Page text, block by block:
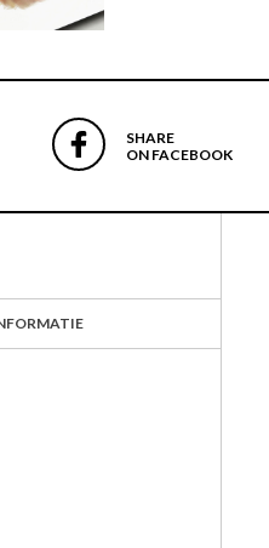
SHARE
ON FACEBOOK